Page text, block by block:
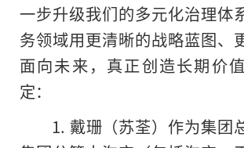
一步升级我们的多元化治理体
务领域用更清晰的战略蓝图、
面向未来，真正创造长期价
定：
1. 戴珊（苏荃）作为集团